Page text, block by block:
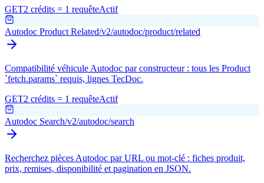
GET2 crédits = 1 requêteActif
Autodoc Product Related/v2/autodoc/product/related
Compatibilité véhicule Autodoc par constructeur : tous les Product
`fetch.params` requis, lignes TecDoc.
GET2 crédits = 1 requêteActif
Autodoc Search/v2/autodoc/search
Recherchez pièces Autodoc par URL ou mot-clé : fiches produit,
prix, remises, disponibilité et pagination en JSON.